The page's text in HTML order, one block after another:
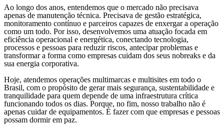
Ao longo dos anos, entendemos que o mercado não precisava
apenas de manutenção técnica. Precisava de gestão estratégica,
monitoramento contínuo e parceiros capazes de enxergar a operação
como um todo. Por isso, desenvolvemos uma atuação focada em
eficiência operacional e energética, conectando tecnologia,
processos e pessoas para reduzir riscos, antecipar problemas e
transformar a forma como empresas cuidam dos seus nobreaks e da
sua energia corporativa.
Hoje, atendemos operações multimarcas e multisites em todo o
Brasil, com o propósito de gerar mais segurança, sustentabilidade e
tranquilidade para quem depende de uma infraestrutura crítica
funcionando todos os dias. Porque, no fim, nosso trabalho não é
apenas cuidar de equipamentos. É fazer com que empresas e pessoas
possam dormir em paz.